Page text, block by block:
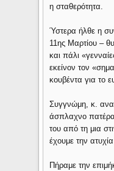
η σταθερότητα.
Ύστερα ήλθε η
11ης Μαρτίου –
και πάλι
εκείνον τον
κουβέντα για το
Συγγνώμη, κ.
άσπλαχνο πατέρα
του από τη μια
έχουμε την
Πήραμε την